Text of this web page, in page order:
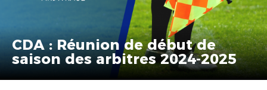
CDA : Réunion de début de
saison des arbitres 2024-2025